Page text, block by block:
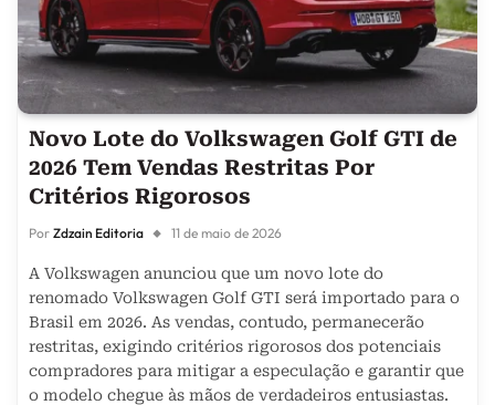
Novo Lote do Volkswagen Golf GTI de
2026 Tem Vendas Restritas Por
Critérios Rigorosos
Por Zdzain Editoria 11 de maio de 2026
A Volkswagen anunciou que um novo lote do
renomado Volkswagen Golf GTI será importado para o
Brasil em 2026. As vendas, contudo, permanecerão
restritas, exigindo critérios rigorosos dos potenciais
compradores para mitigar a especulação e garantir que
o modelo chegue às mãos de verdadeiros entusiastas.